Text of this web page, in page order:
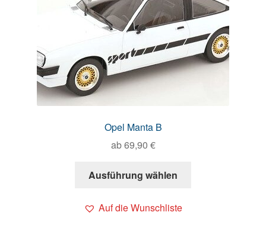
Opel Manta B
ab69,90 €
Ausführung wählen
Auf die Wunschliste